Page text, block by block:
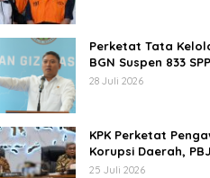
Perketat Tata
BGN Suspen 833
Ratusan Di
28 Juli 2026
KPK Perketat
Korupsi Daerah,
Beli Jabatan Jadi
25 Juli 2026